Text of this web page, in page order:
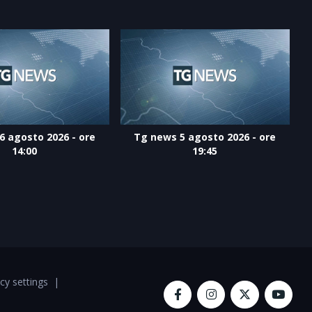
agosto 2026 - ore
14:00
Tg news 5 agosto 2026 - ore
19:45
settings |